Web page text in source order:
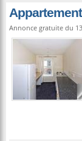
Annonce gratuite du